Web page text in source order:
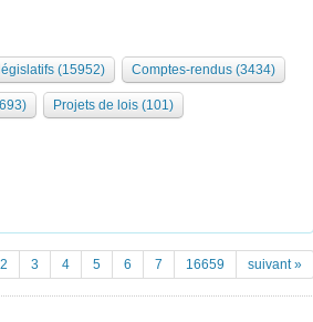
(15952) Comptes-rendus (3434)
Projets de lois (101)
2 3 4 5 6 7 16659 suivant »